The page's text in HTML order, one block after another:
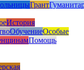
Грант
История
ОбучениеОсобые
Помощь